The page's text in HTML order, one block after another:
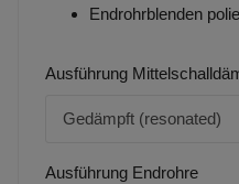
Endrohrblenden
Ausführung
Gedämpft (resonated)
Ausführung Endrohre